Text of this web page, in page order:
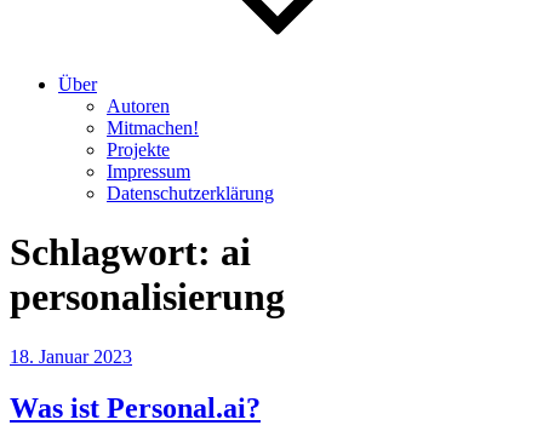
Über
Autoren
Mitmachen!
Projekte
Impressum
Datenschutzerklärung
Schlagwort: ai
personalisierung
Veröffentlicht
18. Januar 2023
Was ist Personal.ai?